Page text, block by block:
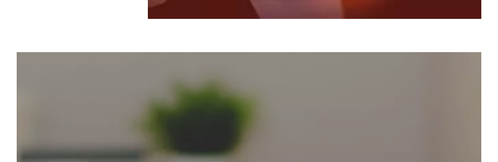
כנסים ואירועים